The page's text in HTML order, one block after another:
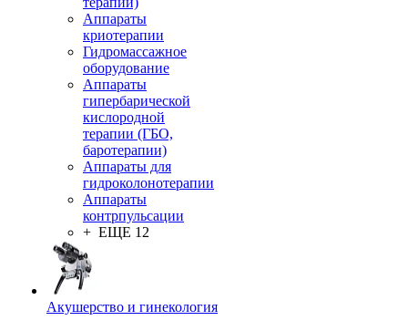
Аппараты
криотерапии
Гидромассажное
оборудование
Аппараты
гипербарической
кислородной
терапии (ГБО,
баротерапии)
Аппараты для
гидроколонотерапии
Аппараты
контрпульсации
+ ЕЩЕ 12
Акушерство и гинекология